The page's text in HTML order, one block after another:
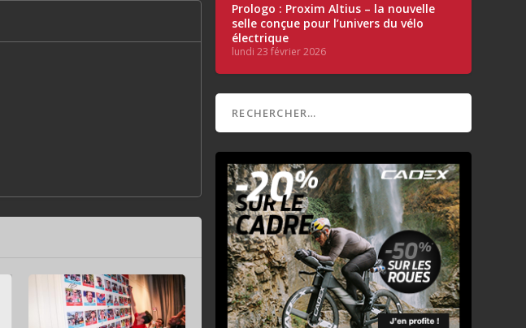
Prologo : Proxim Altius – la nouvelle
selle conçue pour l’univers du vélo
électrique
lundi 23 février 2026